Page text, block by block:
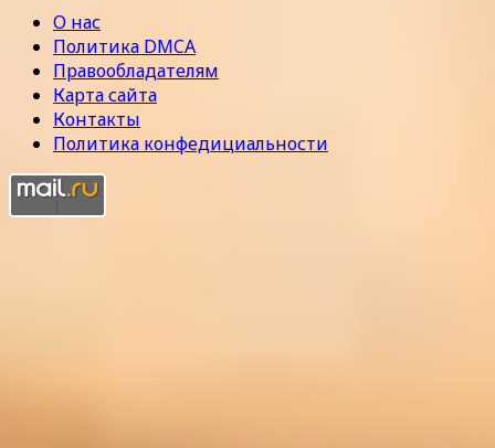
О нас
Политика DMCA
Правообладателям
Карта сайта
Контакты
Политика конфедициальности